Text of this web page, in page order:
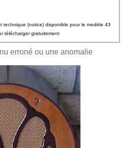
technique (notice) disponible pour le modèle 43
télécharger gratuitement
erroné ou une anomalie